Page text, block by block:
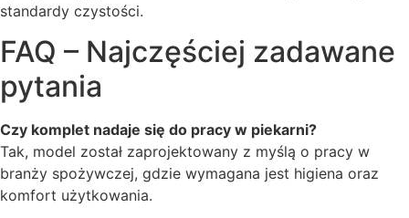
standardy czystości.
FAQ – Najczęściej zadawane
pytania
Czy komplet nadaje się do pracy w piekarni?
Tak, model został zaprojektowany z myślą o pracy w
branży spożywczej, gdzie wymagana jest higiena oraz
komfort użytkowania.